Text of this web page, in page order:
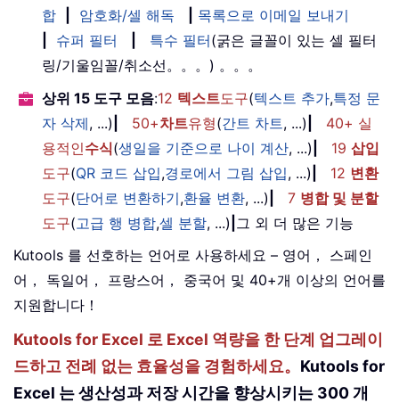
합
암호화/셀 해독
목록으로 이메일 보내기
슈퍼 필터 특수 필터(굵은 글꼴이 있는 셀 필터
링/기울임꼴/취소선。。。) 。。。
상위 15 도구 모음:12 텍스트도구(텍스트 추가,특정 문
자 삭제, ...) 50+차트유형(간트 차트, ...)
40+ 실
용적인수식(생일을 기준으로 나이 계산, ...) 19 삽입
도구(QR 코드 삽입,경로에서 그림 삽입, ...) 12 변환
도구(단어로 변환하기,환율 변환, ...) 7 병합 및 분할
도구(고급 행 병합,셀 분할, ...) 그 외 더 많은 기능
Kutools 를 선호하는 언어로 사용하세요 – 영어， 스페인
어， 독일어， 프랑스어， 중국어 및 40+개 이상의 언어를
지원합니다！
Kutools for Excel 로 Excel 역량을 한 단계 업그레이
드하고 전례 없는 효율성을 경험하세요。 Kutools for
Excel 는 생산성과 저장 시간을 향상시키는 300 개